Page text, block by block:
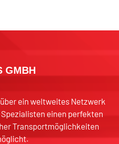
GMBH
ein weltweites Netzwerk
einen perfekten
Transportmöglichkeiten